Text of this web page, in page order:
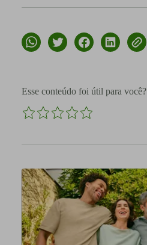
Esse conteúdo foi útil para você?